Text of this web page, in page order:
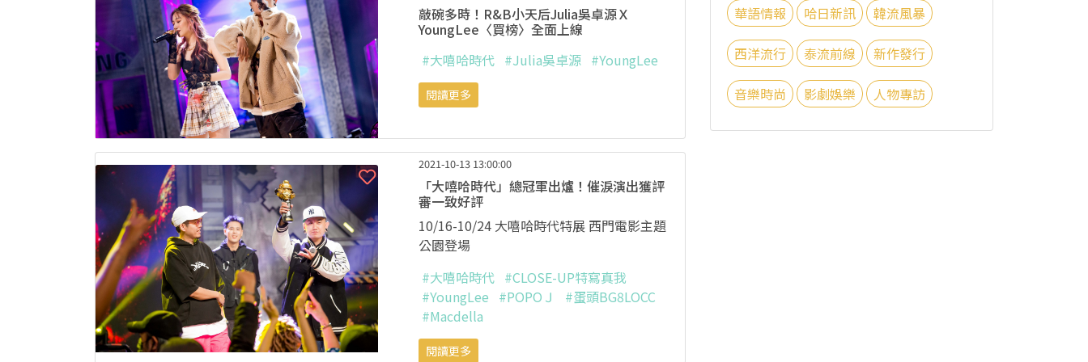
華語情報 哈日新訊 韓流風暴
西洋流行 泰流前線 新作發行
音樂時尚 影劇娛樂 人物專訪
敲碗多時！R&B小天后Julia吳卓源Ｘ
YoungLee〈買榜〉全面上線
#大嘻哈時代 #Julia吳卓源 #YoungLee
閱讀更多
2021-10-13 13:00:00
「大嘻哈時代」總冠軍出爐！催淚演出獲評
審一致好評
10/16-10/24 大嘻哈時代特展 西門電影主題
公園登場
#大嘻哈時代 #CLOSE-UP特寫真我
#YoungLee #POPOＪ
#蛋頭BG8LOCC
#Macdella
閱讀更多